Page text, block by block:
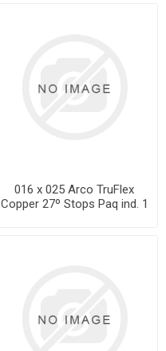
016 x 025 Arco TruFlex
Copper 27º Stops Paq ind. 1